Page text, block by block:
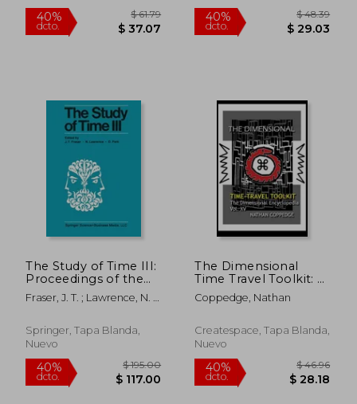
45%
dcto. $ 21.23
40%
dcto. $
(en Inglés)
The Study of Time III:
Proceedings of the
Third Conference of
the International
of Time Alpbach--
Austria (en Inglés)
Fraser, J. T. ; Lawrence, N. ;
Springer, Tapa Blanda,
Nuevo
The Dimensional
Time Travel Toolkit: A
Dimensional Guide to
Traveling Time In All
Difficulty (en Inglés)
Coppedge, Nathan
Createspace, Tapa Blanda,
Nuevo